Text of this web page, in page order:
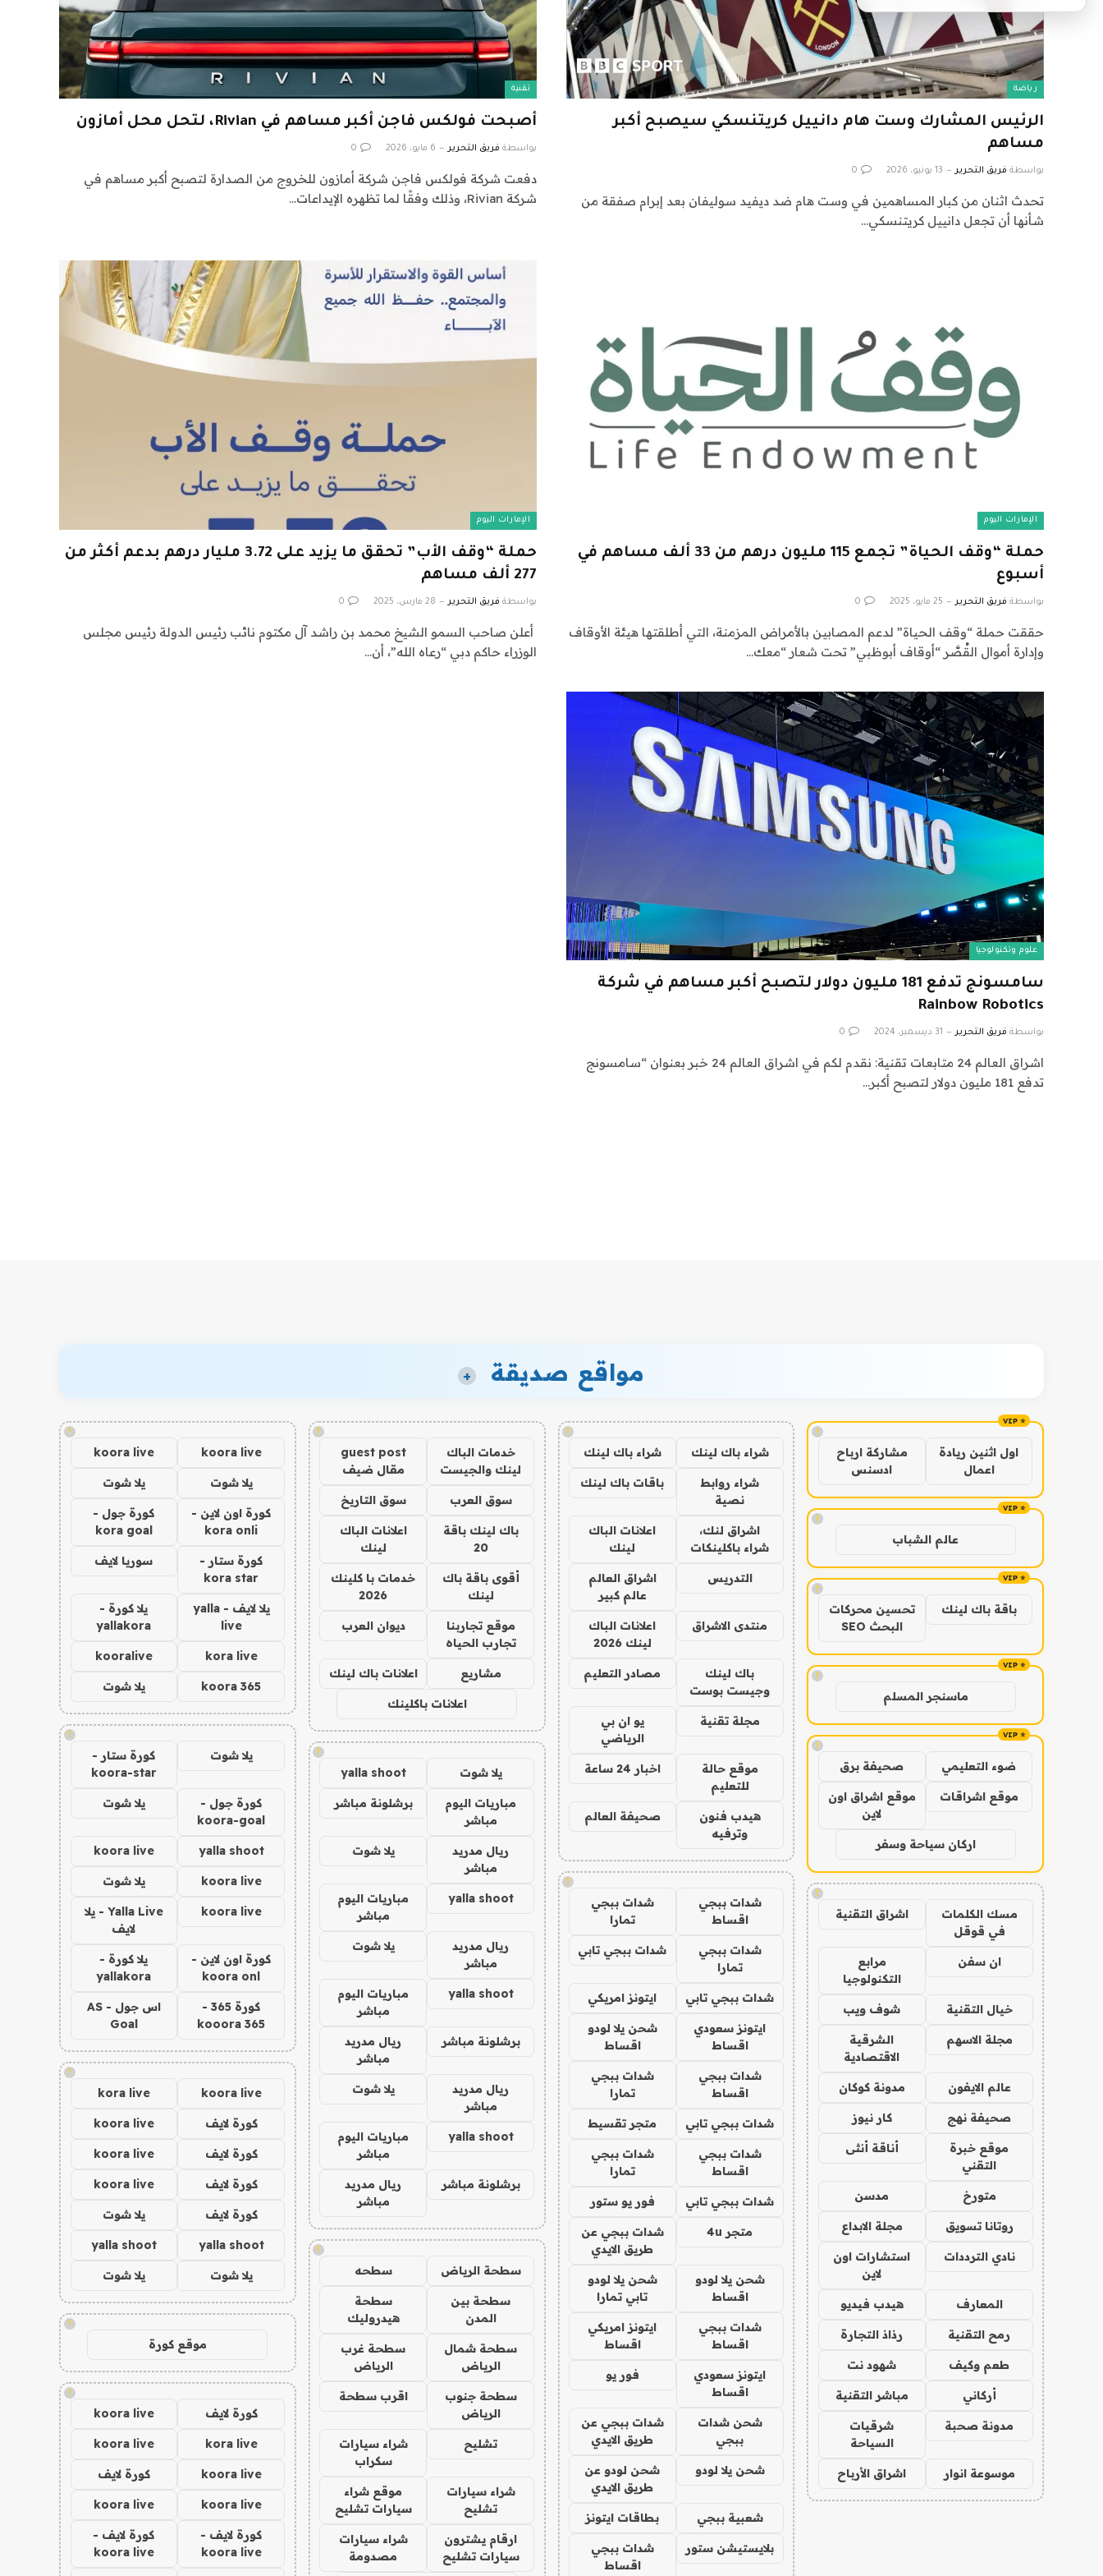
رياضة
الرئيس المشارك وست هام دانييل كريتنسكي سيصبح أكبر
مساهم
بواسطة فريق التحرير 13 يونيو، 2026 0
تحدث اثنان من كبار المساهمين في وست هام ضد ديفيد سوليفان بعد إبرام صفقة من
شأنها أن تجعل دانييل كريتنسكي…
تقنية
أصبحت فولكس فاجن أكبر مساهم في Rivian، لتحل محل أمازون
بواسطة فريق التحرير 6 مايو، 2026 0
دفعت شركة فولكس فاجن شركة أمازون للخروج من الصدارة لتصبح أكبر مساهم في
شركة Rivian، وذلك وفقًا لما تظهره الإيداعات…
الإمارات اليوم
حملة “وقف الحياة” تجمع 115 مليون درهم من 33 ألف مساهم في
أسبوع
بواسطة فريق التحرير 25 مايو، 2025 0
حققت حملة “وقف الحياة” لدعم المصابين بالأمراض المزمنة، التي أطلقتها هيئة الأوقاف
وإدارة أموال القُصَّر “أوقاف أبوظبي” تحت شعار “معك…
الإمارات اليوم
حملة “وقف الأب” تحقق ما يزيد على 3.72 مليار درهم بدعم أكثر من
277 ألف مساهم
بواسطة فريق التحرير 28 مارس، 2025 0
أعلن صاحب السمو الشيخ محمد بن راشد آل مكتوم نائب رئيس الدولة رئيس مجلس
الوزراء حاكم دبي “رعاه الله”، أن…
علوم وتكنولوجيا
سامسونج تدفع 181 مليون دولار لتصبح أكبر مساهم في شركة
Rainbow Robotics
بواسطة فريق التحرير 31 ديسمبر، 2024 0
اشراق العالم 24 متابعات تقنية: نقدم لكم في اشراق العالم 24 خبر بعنوان “سامسونج
تدفع 181 مليون دولار لتصبح أكبر…
مواقع صديقة +
!
اول اثنين ريادة
اعمال
مشاركة ارباح
ادسنس
!
عالم الشباب
!
باقة باك لينك
تحسين محركات
البحث SEO
!
ماسنجر المسلم
!
ضوء التعليمي صحيفة برق
موقع اشراقات
موقع اشراق اون
لاين
اركان سياحة وسفر
!
مسك الكلمات
في قوقل
اشراق التقنية
ان سفن
مرابع
التكنولوجيا
خيال التقنية شوف ويب
مجلة الاسهم
الشرقية
الاقتصادية
عالم الايفون مدونة كوكان
صحيفة نهج كار نيوز
موقع خبرة
التقني
أناقة أنثى
متورخ مدسن
روتانا تسويق مجلة الابداع
نادي الترددات
استشارات اون
لاين
المعارف هيدب فيديو
رمح التقنية رذاذ التجارة
طعم وكيف شهود نت
أركاني مباشر التقنية
مدونة صحبة
شرقيات
السياحة
موسوعة انوار اشراق الأرباح
!
شراء باك لينك شراء باك لينك
شراء روابط
نصية
باقات باك لينك
اشراق لنك،
شراء باكلينكات
اعلانات الباك
لينك
التدريس
اشراق العالم
عالم كبير
منتدى الاشراق
اعلانات الباك
لينك 2026
باك لينك
وجيست بوست
مصادر التعليم
مجلة تقنية
يو ان بي
الرياضي
موقع حالة
للتعليم
اخبار 24 ساعة
هيدب فنون
وترفيه
صحيفة العالم
!
شدات ببجي
اقساط
شدات ببجي
تمارا
شدات ببجي
تمارا
شدات ببجي تابي
شدات ببجي تابي ايتونز امريكي
ايتونز سعودي
اقساط
شحن يلا لودو
اقساط
شدات ببجي
اقساط
شدات ببجي
تمارا
شدات ببجي تابي متجر تقسيط
شدات ببجي
اقساط
شدات ببجي
تمارا
شدات ببجي تابي فور يو ستور
متجر 4u
شدات ببجي عن
طريق الايدي
شحن يلا لودو
اقساط
شحن يلا لودو
تابي تمارا
شدات ببجي
اقساط
ايتونز امريكي
اقساط
ايتونز سعودي
اقساط
فور يو
شحن شدات
ببجي
شدات ببجي عن
طريق الايدي
شحن يلا لودو
شحن لودو عن
طريق الايدي
شعبية ببجي بطاقات ايتونز
بلايستيشن ستور
شدات ببجي
اقساط
!
خدمات الباك
لينك والجيست
guest post
مقال ضيف
سوق العرب سوق التاريخ
باك لينك باقة
20
اعلانات الباك
لينك
أقوى باقة باك
لينك
خدمات با كلينك
2026
موقع تجاربنا
تجارب الحياه
ديوان العرب
مشاريع اعلانات باك لينك
اعلانات باكلينك
!
يلا شوت yalla shoot
مباريات اليوم
مباشر
برشلونة مباشر
ريال مدريد
مباشر
يلا شوت
yalla shoot
مباريات اليوم
مباشر
ريال مدريد
مباشر
يلا شوت
yalla shoot
مباريات اليوم
مباشر
برشلونة مباشر
ريال مدريد
مباشر
ريال مدريد
مباشر
يلا شوت
yalla shoot
مباريات اليوم
مباشر
برشلونة مباشر
ريال مدريد
مباشر
!
سطحة الرياض سطحه
سطحة بين
المدن
سطحة
هيدروليك
سطحة شمال
الرياض
سطحة غرب
الرياض
سطحة جنوب
الرياض
اقرب سطحة
تشليح
شراء سيارات
سكراب
شراء سيارات
تشليح
موقع شراء
سيارات تشليح
ارقام يشترون
سيارات تشليح
شراء سيارات
مصدومة
!
koora live
koora live
يلا شوت يلا شوت
كورة اون لاين -
kora onli
كورة جول -
kora goal
كورة ستار -
kora star
سوريا لايف
يلا لايف - yalla
live
يلا كورة -
yallakora
kora live
kooralive
koora 365 يلا شوت
!
يلا شوت
كورة ستار -
koora-star
كورة جول -
koora-goal
يلا شوت
yalla shoot
koora live
koora live يلا شوت
koora live
Yalla Live - يلا
لايف
كورة اون لاين -
koora onl
يلا كورة -
yallakora
كورة 365 -
kooora 365
اس جول - AS
Goal
!
koora live
kora live
كورة لايف koora live
كورة لايف koora live
كورة لايف koora live
كورة لايف يلا شوت
yalla shoot
yalla shoot
يلا شوت يلا شوت
!
موقع كورة
!
كورة لايف koora live
kora live
koora live
koora live كورة لايف
koora live
koora live
كورة لايف -
koora live
كورة لايف -
koora live